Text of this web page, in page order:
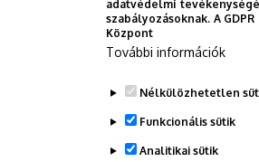
adatvédelmi
szabályozásoknak. A
Központ
További információk
Nélkülözhetetlen
Funkcionális sütik
Analitikai sütik